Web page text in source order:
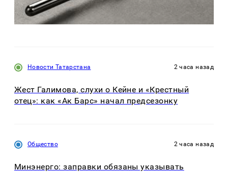
Новости Татарстана 2 часа назад
Жест Галимова, слухи о Кейне и «Крестный
отец»: как «Ак Барс» начал предсезонку
Общество 2 часа назад
Минэнерго: заправки обязаны указывать